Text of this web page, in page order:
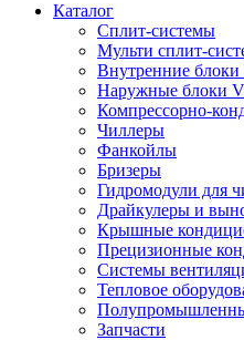
Каталог
Сплит-системы
Мульти сплит-
Внутренние
Наружные блоки
Компрессорно-
Чиллеры
Фанкойлы
Бризеры
Гидромодули для
Драйкулеры и
Крышные
Прецизионные
Системы
Тепловое
Запчасти